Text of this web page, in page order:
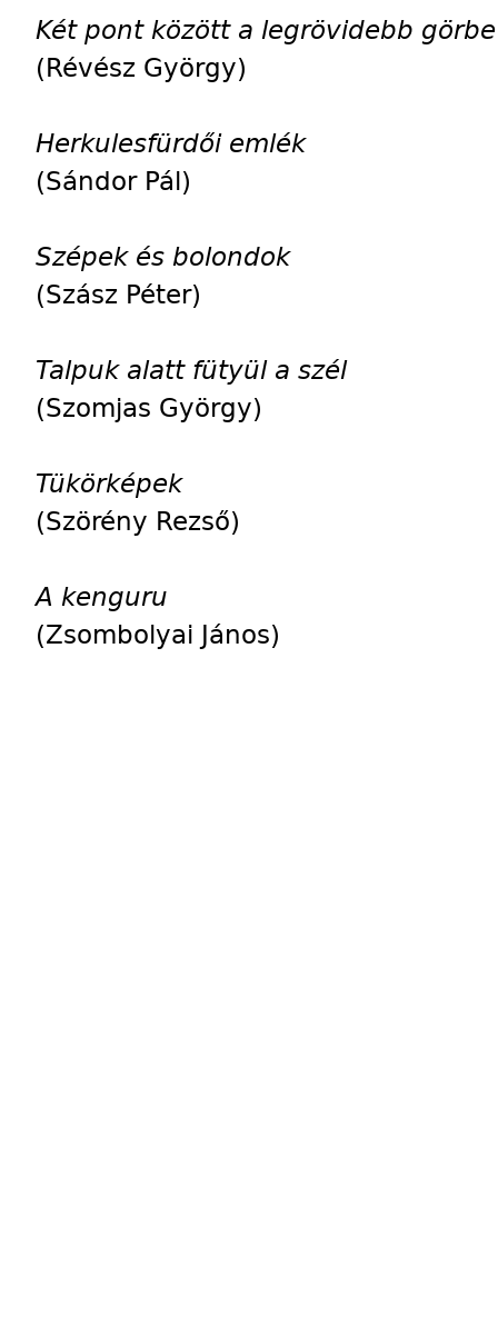
Két pont között a legrövidebb görbe
(Révész György)
Herkulesfürdői emlék
(Sándor Pál)
Szépek és bolondok
(Szász Péter)
Talpuk alatt fütyül a szél
(Szomjas György)
Tükörképek
(Szörény Rezső)
A kenguru
(Zsombolyai János)